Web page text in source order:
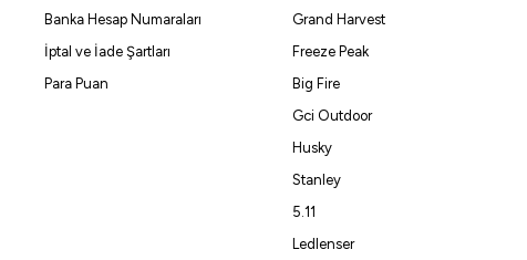
Banka Hesap Numaraları
İptal ve İade Şartları
Para Puan
Grand Harvest
Freeze Peak
Big Fire
Gci Outdoor
Husky
Stanley
5.11
Ledlenser